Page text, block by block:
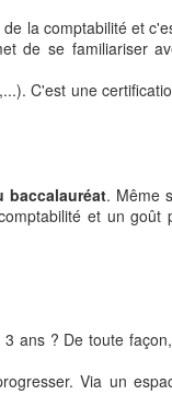
de la comptabilité et
de se familiariser
C'est une
baccalauréat. Même
et un
3 ans ? De toute
Via un